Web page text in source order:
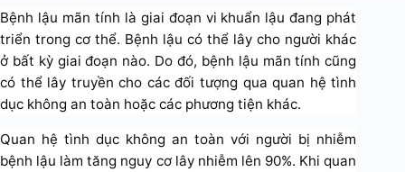
Bệnh lậu mãn tính là giai đoạn vi khuẩn lậu đang phát
triển trong cơ thể. Bệnh lậu có thể lây cho người khác
ở bất kỳ giai đoạn nào. Do đó, bệnh lậu mãn tính cũng
có thể lây truyền cho các đối tượng qua quan hệ tình
dục không an toàn hoặc các phương tiện khác.
Quan hệ tình dục không an toàn với người bị nhiễm
bệnh lậu làm tăng nguy cơ lây nhiễm lên 90%. Khi quan